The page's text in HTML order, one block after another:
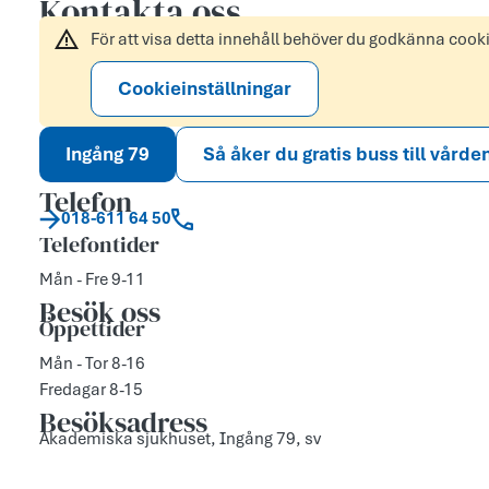
Kontakta oss
För att visa detta innehåll behöver du godkänna
Cookieinställningar
Ingång 79 Så åker du gratis buss till
Telefon
018-611 64 50
Telefontider
Mån - Fre 9-11
Besök oss
Öppettider
Mån - Tor 8-16
Fredagar 8-15
Besöksadress
Akademiska sjukhuset, Ingång 79, sv